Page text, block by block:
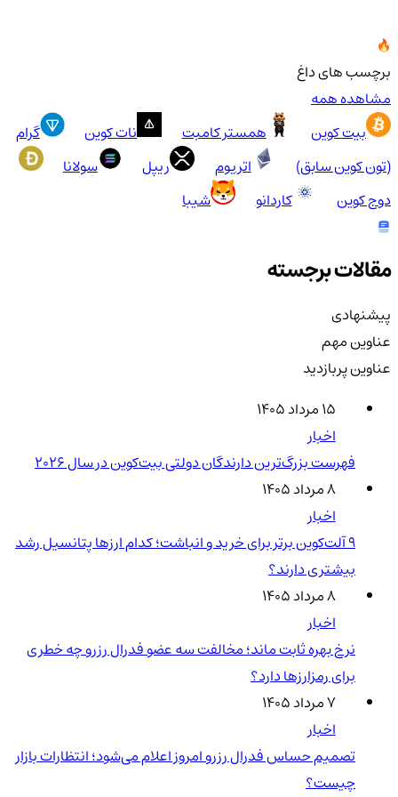
برچسب های داغ
مشاهده همه
بیت کوین
همستر کامبت نات کوین
گرام
(تون کوین سابق)
اتریوم ریپل
سولانا
دوج کوین
کاردانو شیبا
مقالات برجسته
پیشنهادی
عناوین مهم
عناوین پربازدید
۱۵ مرداد ۱۴۰۵
اخبار
فهرست بزرگ‌ترین دارندگان دولتی بیت‌کوین در سال 2026
۸ مرداد ۱۴۰۵
اخبار
۹ آلت‌کوین برتر برای خرید و انباشت؛ کدام ارزها پتانسیل رشد
بیشتری دارند؟
۸ مرداد ۱۴۰۵
اخبار
نرخ بهره ثابت ماند؛ مخالفت سه عضو فدرال رزرو چه خطری
برای رمزارزها دارد؟
۷ مرداد ۱۴۰۵
اخبار
تصمیم حساس فدرال رزرو امروز اعلام می‌شود؛ انتظارات بازار
چیست؟